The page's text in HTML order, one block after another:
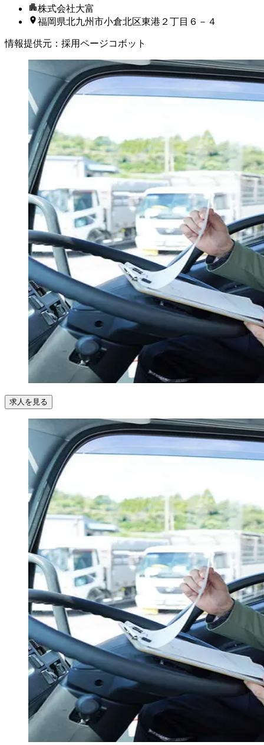
株式会社大富
福岡県北九州市小倉北区東港２丁目６－４
情報提供元 ： 採用ページコボット
求人を見る